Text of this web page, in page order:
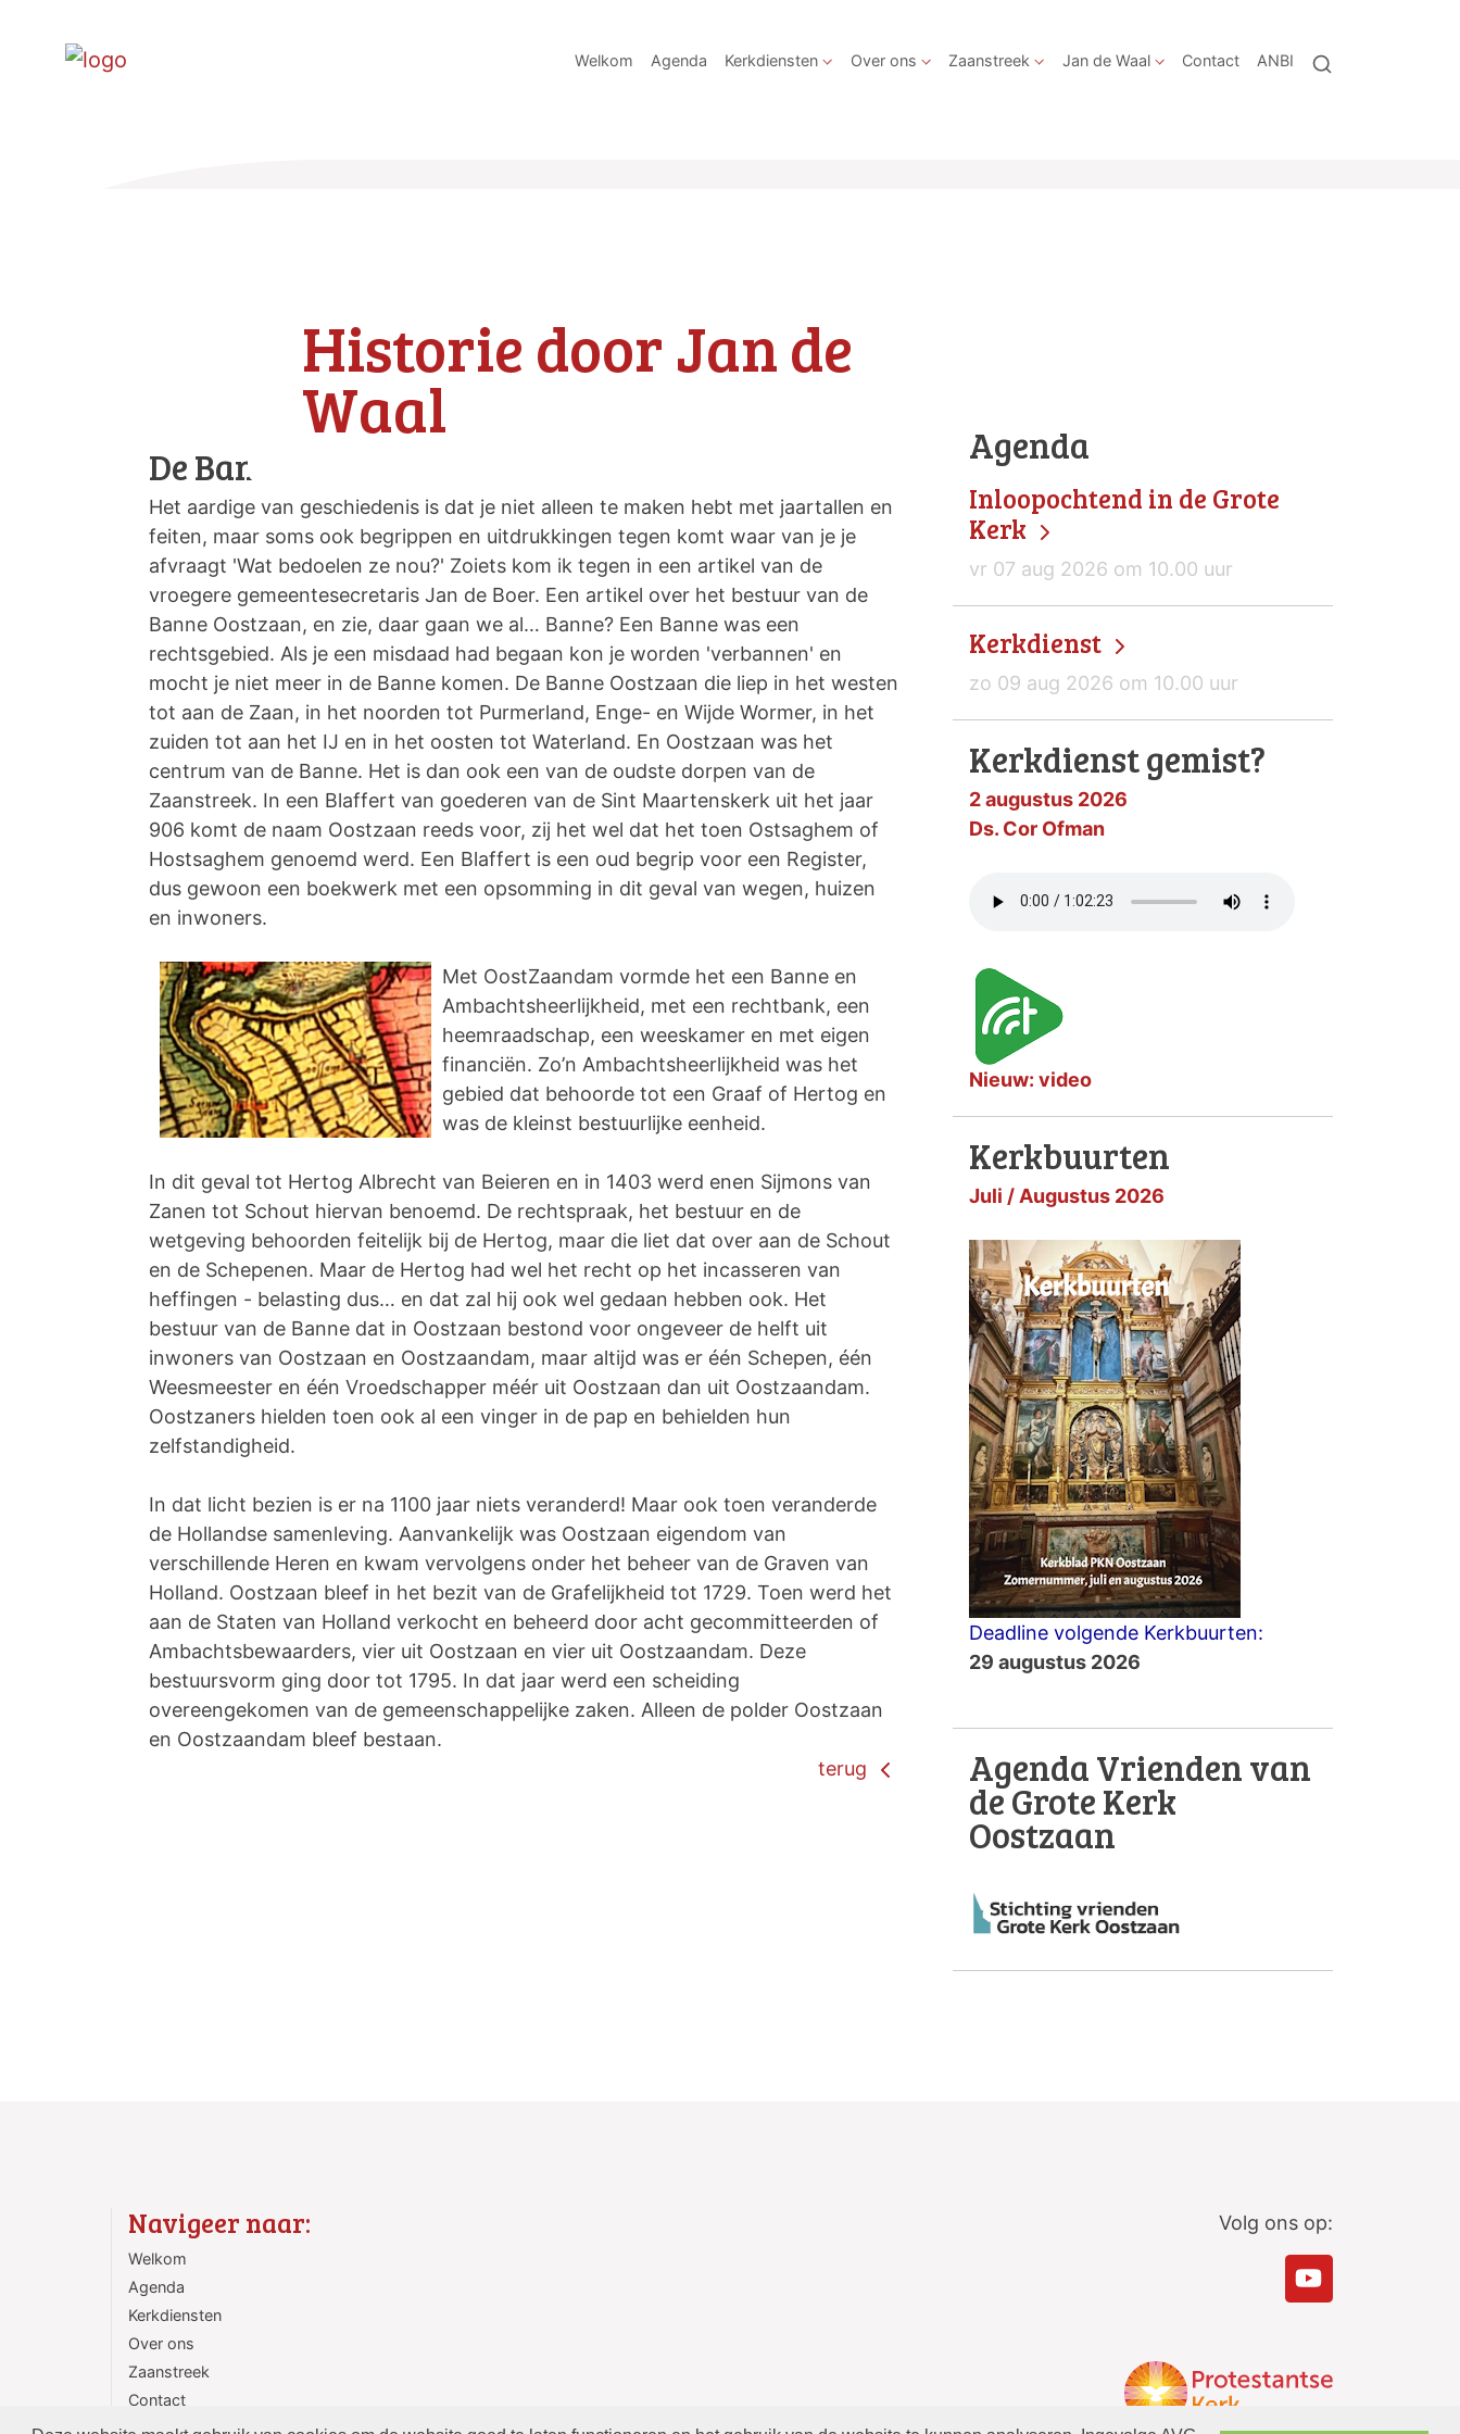
Welkom Agenda Kerkdiensten Over ons Zaanstreek Jan de Waal Contact ANBI
Historie door Jan de
Waal
De Banne Oostzaan
Het aardige van geschiedenis is dat je niet alleen te maken hebt met jaartallen en
feiten, maar soms ook begrippen en uitdrukkingen tegen komt waar van je je
afvraagt 'Wat bedoelen ze nou?' Zoiets kom ik tegen in een artikel van de
vroegere gemeentesecretaris Jan de Boer. Een artikel over het bestuur van de
Banne Oostzaan, en zie, daar gaan we al… Banne? Een Banne was een
rechtsgebied. Als je een misdaad had begaan kon je worden 'verbannen' en
mocht je niet meer in de Banne komen. De Banne Oostzaan die liep in het westen
tot aan de Zaan, in het noorden tot Purmerland, Enge- en Wijde Wormer, in het
zuiden tot aan het IJ en in het oosten tot Waterland. En Oostzaan was het
centrum van de Banne. Het is dan ook een van de oudste dorpen van de
Zaanstreek. In een Blaffert van goederen van de Sint Maartenskerk uit het jaar
906 komt de naam Oostzaan reeds voor, zij het wel dat het toen Ostsaghem of
Hostsaghem genoemd werd. Een Blaffert is een oud begrip voor een Register,
dus gewoon een boekwerk met een opsomming in dit geval van wegen, huizen
en inwoners.
Met OostZaandam vormde het een Banne en
Ambachtsheerlijkheid, met een rechtbank, een
heemraadschap, een weeskamer en met eigen
financiën. Zo’n Ambachtsheerlijkheid was het
gebied dat behoorde tot een Graaf of Hertog en
was de kleinst bestuurlijke eenheid.
In dit geval tot Hertog Albrecht van Beieren en in 1403 werd enen Sijmons van
Zanen tot Schout hiervan benoemd. De rechtspraak, het bestuur en de
wetgeving behoorden feitelijk bij de Hertog, maar die liet dat over aan de Schout
en de Schepenen. Maar de Hertog had wel het recht op het incasseren van
heffingen - belasting dus… en dat zal hij ook wel gedaan hebben ook. Het
bestuur van de Banne dat in Oostzaan bestond voor ongeveer de helft uit
inwoners van Oostzaan en Oostzaandam, maar altijd was er één Schepen, één
Weesmeester en één Vroedschapper méér uit Oostzaan dan uit Oostzaandam.
Oostzaners hielden toen ook al een vinger in de pap en behielden hun
zelfstandigheid.
In dat licht bezien is er na 1100 jaar niets veranderd! Maar ook toen veranderde
de Hollandse samenleving. Aanvankelijk was Oostzaan eigendom van
verschillende Heren en kwam vervolgens onder het beheer van de Graven van
Holland. Oostzaan bleef in het bezit van de Grafelijkheid tot 1729. Toen werd het
aan de Staten van Holland verkocht en beheerd door acht gecommitteerden of
Ambachtsbewaarders, vier uit Oostzaan en vier uit Oostzaandam. Deze
bestuursvorm ging door tot 1795. In dat jaar werd een scheiding
overeengekomen van de gemeenschappelijke zaken. Alleen de polder Oostzaan
en Oostzaandam bleef bestaan.
terug
Agenda
Inloopochtend in de Grote
Kerk
vr 07 aug 2026 om 10.00 uur
Kerkdienst
zo 09 aug 2026 om 10.00 uur
Kerkdienst gemist?
2 augustus 2026
Ds. Cor Ofman
Nieuw: video
Kerkbuurten
Juli / Augustus 2026
Deadline volgende Kerkbuurten:
29 augustus 2026
Agenda Vrienden van
de Grote Kerk
Oostzaan
Navigeer naar:
Welkom
Agenda
Kerkdiensten
Over ons
Zaanstreek
Contact
ANBI
Volg ons op: